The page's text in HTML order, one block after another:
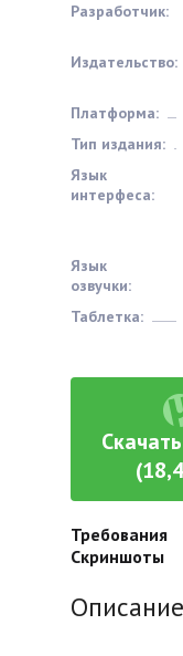
Разработчик:
Издательство:
Платформа:
Тип издания:
Язык
интерфеса:
Язык
озвучки:
Таблетка:
Требования
Скриншоты
Описание